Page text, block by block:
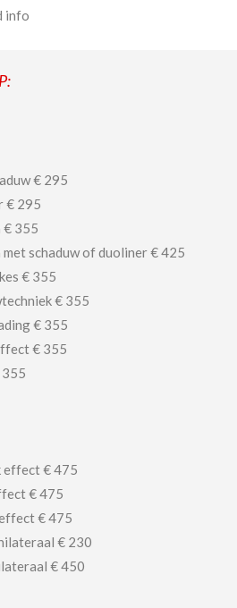
info
€ 295
€ 295
€ 355
schaduw of duoliner € 425
€ 355
€ 355
€ 355
€ 355
355
effect € 475
€ 475
€ 475
€ 230
€ 450